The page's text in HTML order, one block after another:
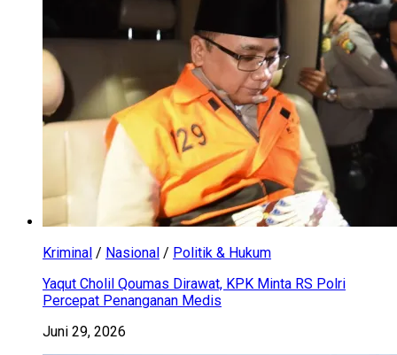
Kriminal / Nasional / Politik & Hukum
Yaqut Cholil Qoumas Dirawat, KPK Minta RS Polri
Percepat Penanganan Medis
Juni 29, 2026